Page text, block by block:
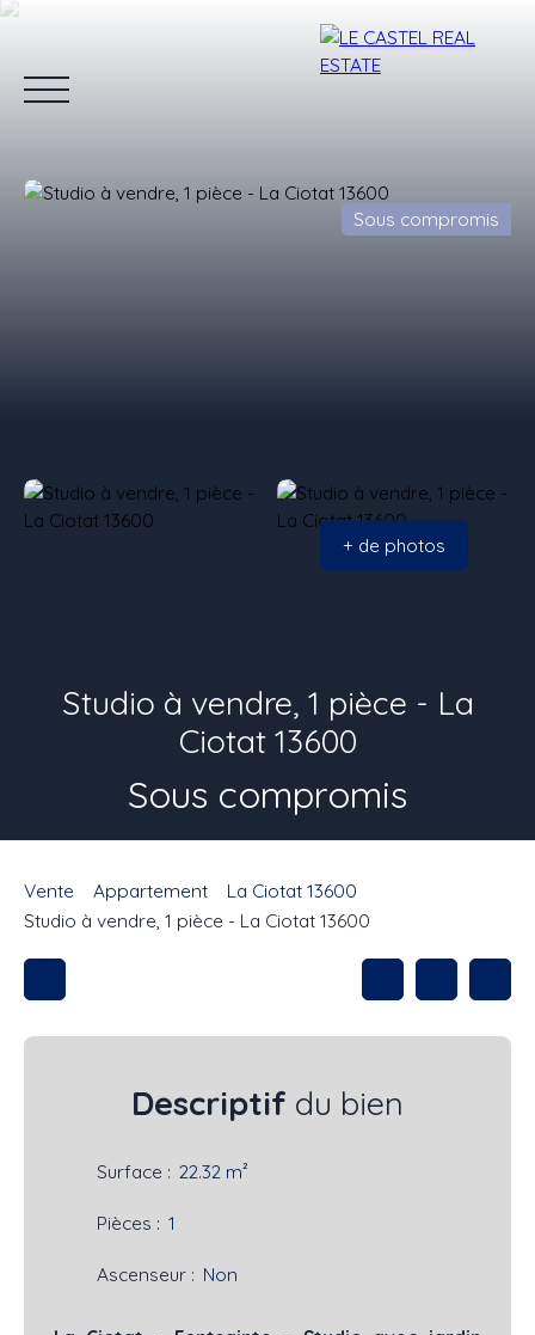
Estimation
Sous compromis
+ de photos
Studio à vendre, 1 pièce - La
Ciotat 13600
Sous compromis
Vente Appartement
La Ciotat 13600
Studio à vendre, 1 pièce - La Ciotat 13600
Descriptif du bien
Surface : 22.32 m²
Pièces : 1
Ascenseur : Non